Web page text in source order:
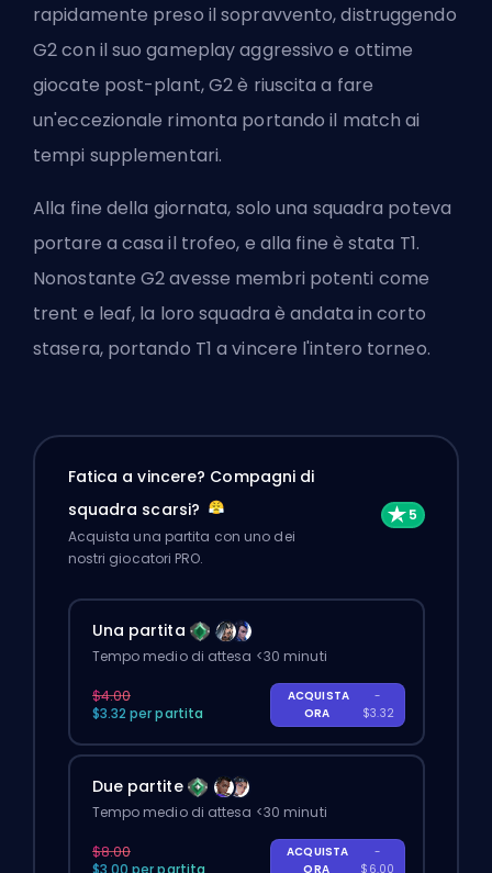
rapidamente preso il sopravvento, distruggendo
G2 con il suo gameplay aggressivo e ottime
giocate post-plant, G2 è riuscita a fare
un'eccezionale rimonta portando il match ai
tempi supplementari.
Alla fine della giornata, solo una squadra poteva
portare a casa il trofeo, e alla fine è stata T1.
Nonostante G2 avesse membri potenti come
trent e leaf, la loro squadra è andata in corto
stasera, portando T1 a vincere l'intero torneo.
Fatica a vincere? Compagni di
squadra scarsi?
Acquista una partita con uno dei
nostri giocatori PRO.
Una partita
Tempo medio di attesa <30 minuti
$4.00
$3.32 per partita
ACQUISTA
ORA
-
$3.32
Due partite
Tempo medio di attesa <30 minuti
$8.00
ACQUISTA
ORA
-
$6.00